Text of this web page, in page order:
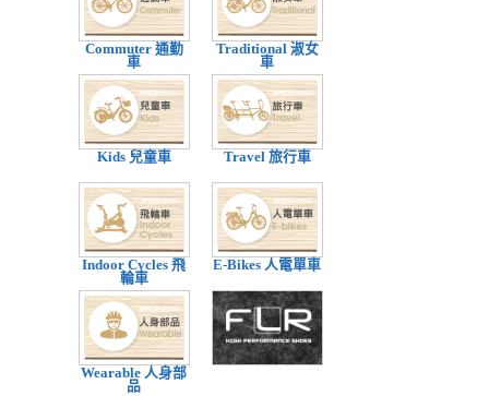
Commuter 通勤
車
Traditional 淑女
車
Kids 兒童車 Travel 旅行車
Indoor Cycles 飛
輪車
E-Bikes 人電單車
Wearable 人身部
品